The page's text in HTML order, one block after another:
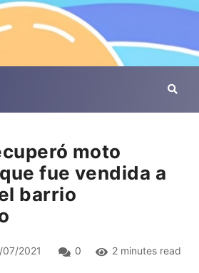
moto
fue vendida a
barrio
07/2021 0 2 minutes read